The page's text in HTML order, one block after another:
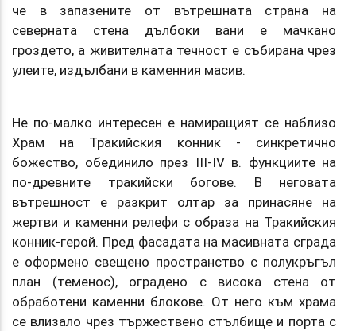
че в запазените от вътрешната страна на
северната стена дълбоки вани е мачкано
гроздето, а живителната течност е събирана чрез
улеите, издълбани в каменния масив.
Не по-малко интересен е намиращият се наблизо
Храм на Тракийския конник - синкретично
божество, обединило през III-IV в. функциите на
по-древните тракийски богове. В неговата
вътрешност е разкрит олтар за принасяне на
жертви и каменни релефи с образа на Тракийския
конник-герой. Пред фасадата на масивната сграда
е оформено свещено пространство с полукръгъл
план (теменос), оградено с висока стена от
обработени каменни блокове. От него към храма
се влизало чрез тържествено стълбище и порта с